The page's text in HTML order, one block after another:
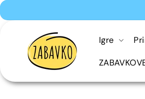
sadržaj
Igre